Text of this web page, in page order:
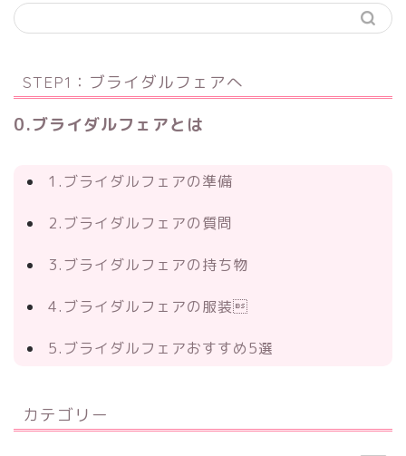
STEP1：ブライダルフェアへ
0.ブライダルフェアとは
1.ブライダルフェアの準備
2.ブライダルフェアの質問
3.ブライダルフェアの持ち物
4.ブライダルフェアの服装
5.ブライダルフェアおすすめ5選
カテゴリー